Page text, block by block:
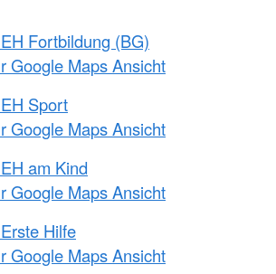
Fortbildung (BG)
Google Maps Ansicht
Sport
Google Maps Ansicht
am Kind
Google Maps Ansicht
Hilfe
Google Maps Ansicht